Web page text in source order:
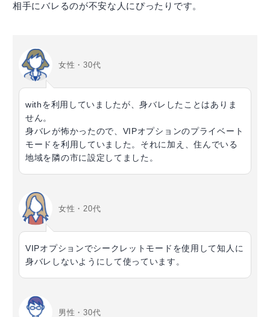
相手にバレるのが不安な人にぴったりです。
女性・30代
withを利用していましたが、身バレしたことはありま
せん。
身バレが怖かったので、VIPオプションのプライベート
モードを利用していました。それに加え、住んでいる
地域を隣の市に設定してました。
女性・20代
VIPオプションでシークレットモードを使用して知人に
身バレしないようにして使っています。
男性・30代